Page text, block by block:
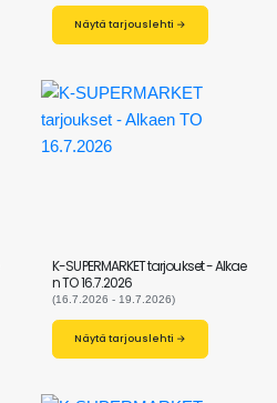
Näytä tarjouslehti →
K-SUPERMARKET tarjoukset - Alkae
n TO 16.7.2026
(16.7.2026 - 19.7.2026)
Näytä tarjouslehti →